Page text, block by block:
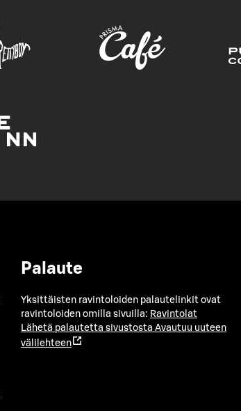
Palaute
Yksittäisten ravintoloiden palautelinkit ovat
ravintoloiden omilla sivuilla: Ravintolat
Lähetä palautetta sivustosta Avautuu uuteen
välilehteen